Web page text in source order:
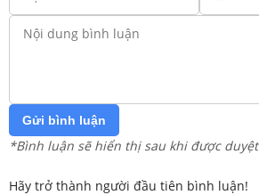
Gửi bình luận
*Bình luận sẽ hiển thị sau khi được duyệt
Hãy trở thành người đầu tiên bình luận!